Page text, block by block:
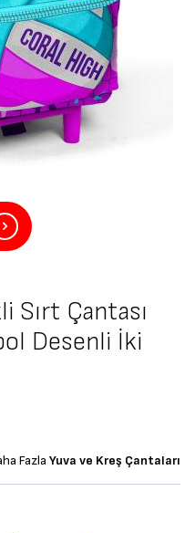
Sırt Çantası
Desenli İki
Fazla Yuva ve Kreş Çantaları